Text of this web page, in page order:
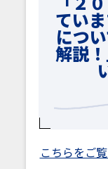
てい
につ
解説
こちらをご